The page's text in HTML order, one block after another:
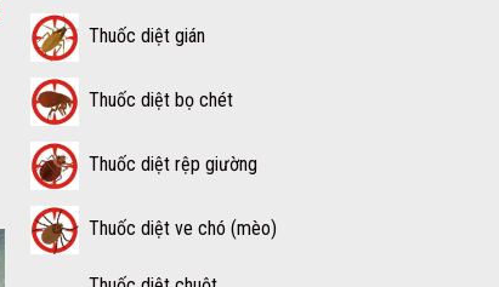
Thuốc diệt gián
Thuốc diệt bọ chét
Thuốc diệt rệp giường
Thuốc diệt ve chó (mèo)